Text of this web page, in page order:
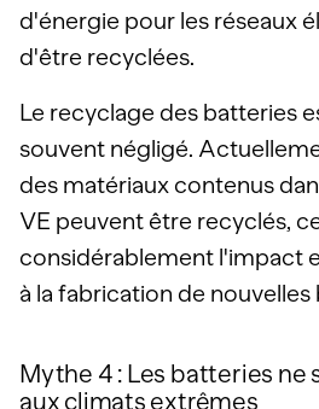
d'énergie pour les réseaux
d'être recyclées.
Le recyclage des batteries
souvent négligé.
des matériaux contenus
VE peuvent être recyclés,
considérablement l'impact
à la fabrication de nouvelles
Mythe 4 : Les batteries ne
aux climats extrêmes